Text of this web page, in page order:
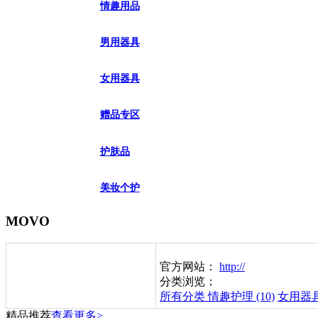
情趣用品
男用器具
女用器具
赠品专区
护肤品
美妆个护
MOVO
官方网站： http://
分类浏览：
所有分类情趣护理 (10) 女用器
精品推荐查看更多>